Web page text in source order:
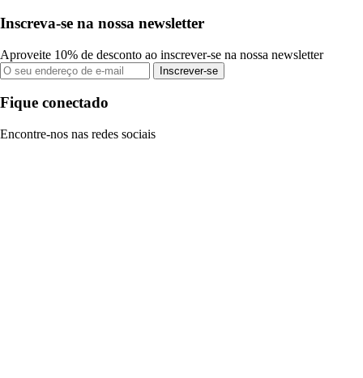
Inscreva-se na nossa newsletter
Aproveite 10% de desconto ao inscrever-se na nossa newsletter
Inscrever-se
Fique conectado
Encontre-nos nas redes sociais